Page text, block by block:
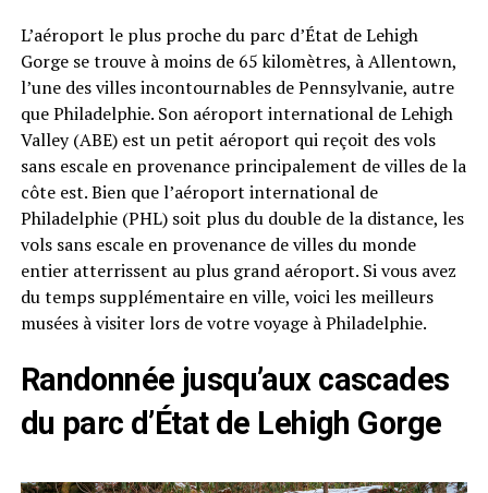
L’aéroport le plus proche du parc d’État de Lehigh
Gorge se trouve à moins de 65 kilomètres, à Allentown,
l’une des villes incontournables de Pennsylvanie, autre
que Philadelphie. Son aéroport international de Lehigh
Valley (ABE) est un petit aéroport qui reçoit des vols
sans escale en provenance principalement de villes de la
côte est. Bien que l’aéroport international de
Philadelphie (PHL) soit plus du double de la distance, les
vols sans escale en provenance de villes du monde
entier atterrissent au plus grand aéroport. Si vous avez
du temps supplémentaire en ville, voici les meilleurs
musées à visiter lors de votre voyage à Philadelphie.
Randonnée jusqu’aux cascades
du parc d’État de Lehigh Gorge